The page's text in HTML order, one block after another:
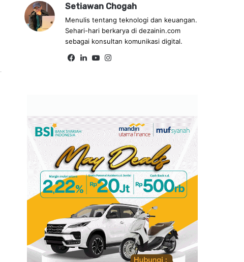
Setiawan Chogah
Menulis tentang teknologi dan keuangan.
Sehari-hari berkarya di dezainin.com
sebagai konsultan komunikasi digital.
Fa Lin Yo